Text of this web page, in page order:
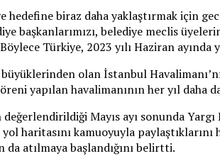
hedefine biraz daha yaklaştırmak için
başkanlarımızı, belediye meclis
Türkiye, 2023 yılı Haziran
olan İstanbul
yapılan havalimanının her yıl
Mayıs ayı sonunda
haritasını kamuoyuyla
da atılmaya başlandığını belirtti.